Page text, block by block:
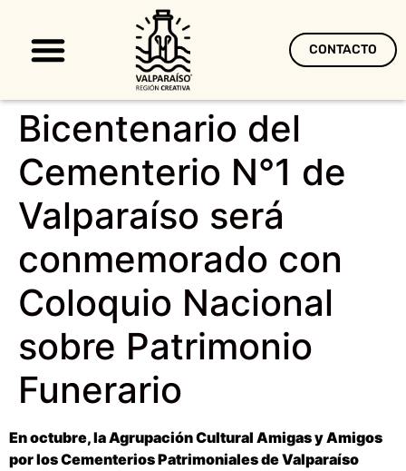
CONTACTO
Bicentenario del
Cementerio N°1 de
Valparaíso será
conmemorado con
Coloquio Nacional
sobre Patrimonio
Funerario
En octubre, laAgrupación Cultural Amigas y Amigos
por los Cementerios Patrimoniales de Valparaíso